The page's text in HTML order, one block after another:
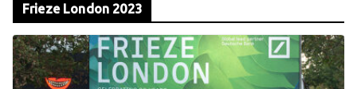
Frieze London 2023